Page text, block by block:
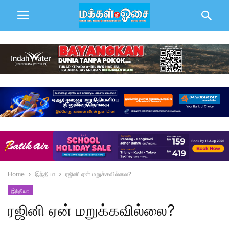
Home இந்தியா ரஜினி ஏன் மறுக்கவில்லை?
இந்தியா
ரஜினி ஏன் மறுக்கவில்லை?